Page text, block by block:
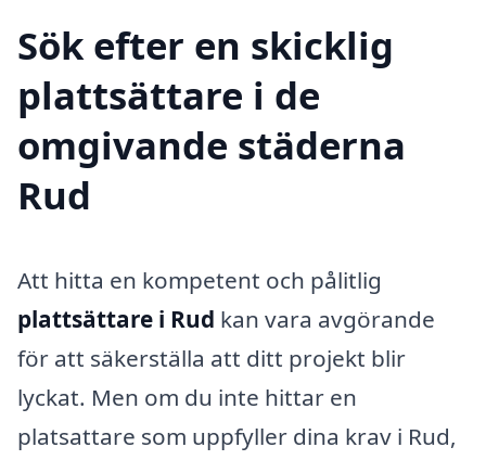
Sök efter en skicklig
plattsättare i de
omgivande städerna
Rud
Att hitta en kompetent och pålitlig
plattsättare i Rud kan vara avgörande
för att säkerställa att ditt projekt blir
lyckat. Men om du inte hittar en
platsattare som uppfyller dina krav i Rud,